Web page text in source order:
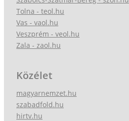
Tolna - teol.hu
Vas - vaol.hu
Veszprém - veol.hu
Zala - zaol.hu
Közélet
magyarnemzet.hu
szabadfold.hu
hirtv.hu